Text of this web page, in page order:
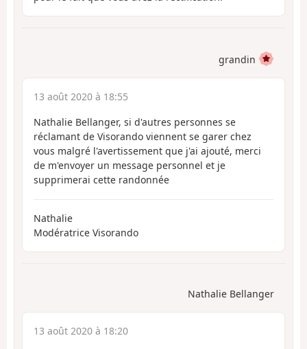
grandin
13 août 2020 à 18:55
Nathalie Bellanger, si d'autres personnes se
réclamant de Visorando viennent se garer chez
vous malgré l'avertissement que j'ai ajouté, merci
de m'envoyer un message personnel et je
supprimerai cette randonnée
Nathalie
Modératrice Visorando
Nathalie Bellanger
13 août 2020 à 18:20